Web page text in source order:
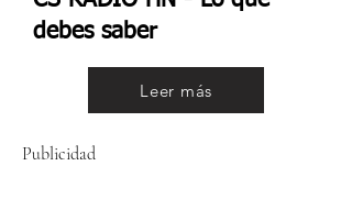
debes saber
Leer más
Publicidad